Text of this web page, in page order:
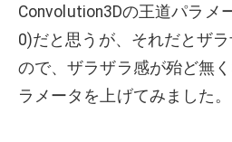
Convolution3Dの王道パラメ
0)だと思うが、それだとザ
ので、ザラザラ感が殆ど無
ラメータを上げてみました。